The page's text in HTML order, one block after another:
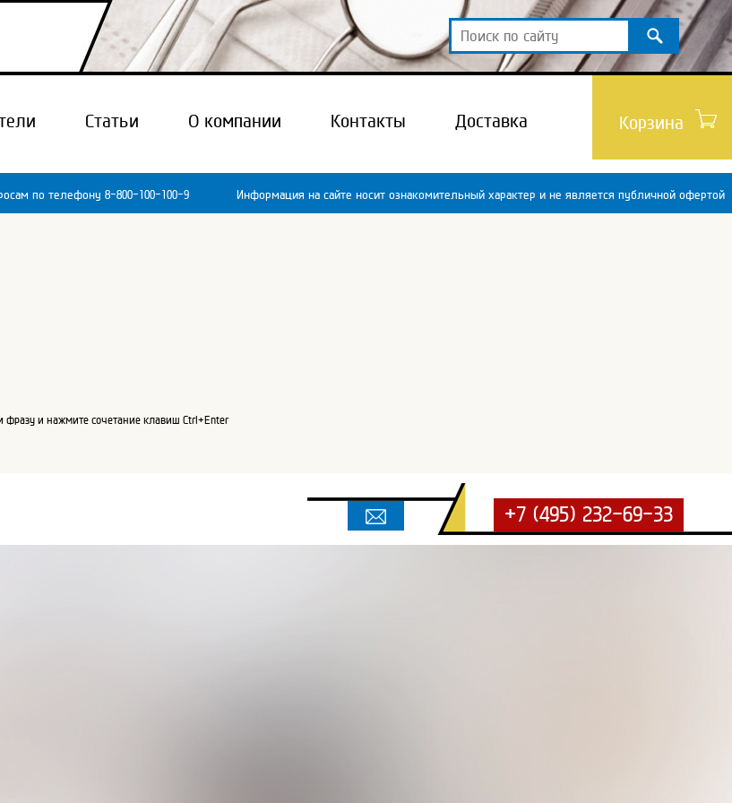
Статьи О компании Контакты Доставка Корзина
по телефону 8-800-100-100-9 Информация на сайте носит ознакомительный характер и не является публичной офертой
и нажмите сочетание клавиш Ctrl+Enter
+7 (495) 232-69-33